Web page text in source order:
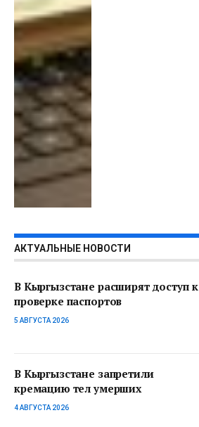
АКТУАЛЬНЫЕ НОВОСТИ
В Кыргызстане расширят доступ к
проверке паспортов
5 АВГУСТА 2026
В Кыргызстане запретили
кремацию тел умерших
4 АВГУСТА 2026